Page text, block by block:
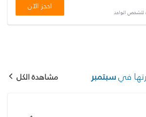
للشخص الواحد
احجز الآن
فيسبتمبر مشاهدة الكل